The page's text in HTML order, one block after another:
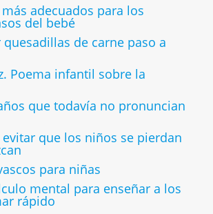
adecuados para los
del bebé
quesadillas de carne paso a
Poema infantil sobre la
que todavía no pronuncian
que los niños se pierdan
para niñas
mental para enseñar a los
rápido